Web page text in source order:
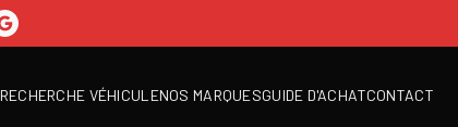
RECHERCHE VÉHICULENOS MARQUESGUIDE D'ACHATCONTACT